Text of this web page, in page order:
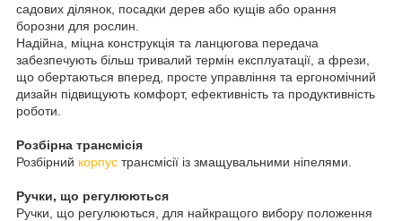
садових ділянок, посадки дерев або кущів або орання
борозни для рослин.
Надійна, міцна конструкція та ланцюгова передача
забезпечують більш тривалий термін експлуатації, а фрези,
що обертаються вперед, просте управління та ергономічний
дизайн підвищують комфорт, ефективність та продуктивність
роботи.
Розбірна трансмісія
Розбірний корпус трансмісії із змащувальними ніпелями.
Ручки, що регулюються
Ручки, що регулюються, для найкращого вибору положення